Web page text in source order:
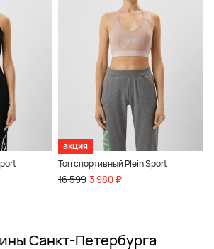
акция
Топ спортивный Plein Sport
16 599 3 980 ₽
Санкт-Петербурга